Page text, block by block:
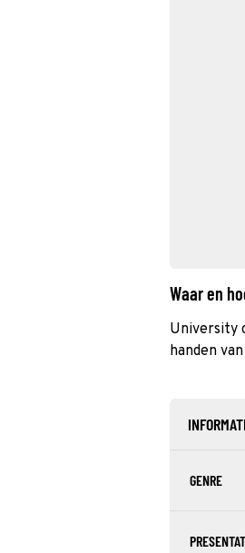
Waar en
University
handen
GENRE